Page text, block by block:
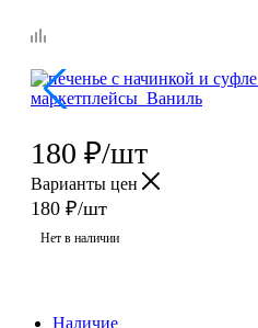
180 ₽/шт
Варианты цен
180 ₽/шт
Нет в наличии
Наличие